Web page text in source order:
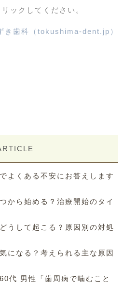
リックしてください。
き歯科（tokushima-dent.jp）
よくある不安にお答えします
から始める？治療開始のタイ
うして起こる？原因別の対処
になる？考えられる主な原因
代 男性「歯周病で噛むこと